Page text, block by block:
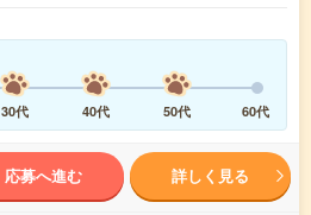
30代 40代 50代 60代
応募へ進む 詳しく見る